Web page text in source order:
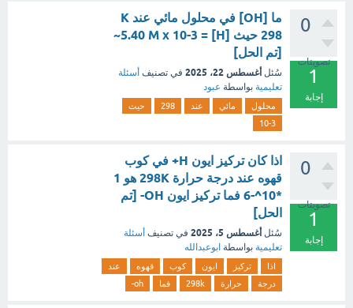
0
تصويتات
1
إجابة
ما [OH] في محلول مائي عند K
298 حيث [H] = 5.40 M x 10-3~
[تم الحل]
سُئل أغسطس 22، 2025 في تصنيف أسئلة
تعليمية بواسطة عبود
محلول مائي عند 298
حيث
10-3
0
تصويتات
1
إجابة
اذا كان تركيز ايون H+ في كوب
قهوه عند درجة حرارة 298K هو 1
*10^-6 فما تركيز ايون OH- [تم
الحل]
سُئل أغسطس 5، 2025 في تصنيف أسئلة
تعليمية بواسطة ابوعبدالله
اذا تركيز ايون كوب قهوه
عند
درجة
حرارة 298k فما oh-